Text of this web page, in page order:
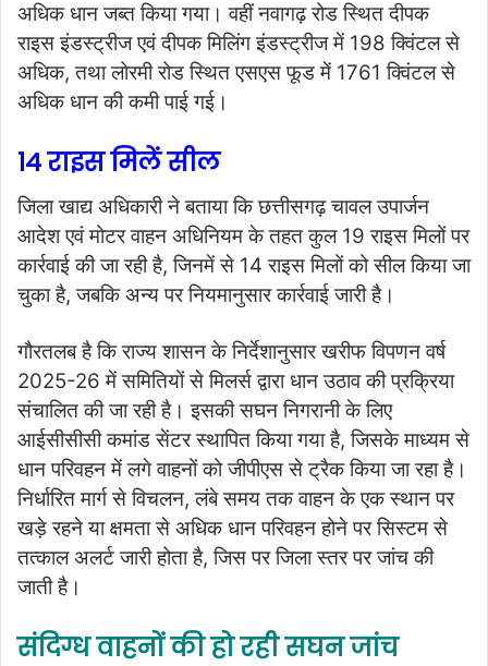
अधिक धान जब्त किया गया। वहीं नवागढ़ रोड स्थित दीपक
राइस इंडस्ट्रीज एवं दीपक मिलिंग इंडस्ट्रीज में 198 क्विंटल से
अधिक, तथा लोरमी रोड स्थित एसएस फूड में 1761 क्विंटल से
अधिक धान की कमी पाई गई।
14 राइस मिलें सील
जिला खाद्य अधिकारी ने बताया कि छत्तीसगढ़ चावल उपार्जन
आदेश एवं मोटर वाहन अधिनियम के तहत कुल 19 राइस मिलों पर
कार्रवाई की जा रही है, जिनमें से 14 राइस मिलों को सील किया जा
चुका है, जबकि अन्य पर नियमानुसार कार्रवाई जारी है।
गौरतलब है कि राज्य शासन के निर्देशानुसार खरीफ विपणन वर्ष
2025-26 में समितियों से मिलर्स द्वारा धान उठाव की प्रक्रिया
संचालित की जा रही है। इसकी सघन निगरानी के लिए
आईसीसीसी कमांड सेंटर स्थापित किया गया है, जिसके माध्यम से
धान परिवहन में लगे वाहनों को जीपीएस से ट्रैक किया जा रहा है।
निर्धारित मार्ग से विचलन, लंबे समय तक वाहन के एक स्थान पर
खड़े रहने या क्षमता से अधिक धान परिवहन होने पर सिस्टम से
तत्काल अलर्ट जारी होता है, जिस पर जिला स्तर पर जांच की
जाती है।
संदिग्ध वाहनों की हो रही सघन जांच